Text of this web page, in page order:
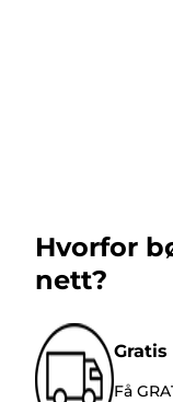
Hvorfor
nett?
Få